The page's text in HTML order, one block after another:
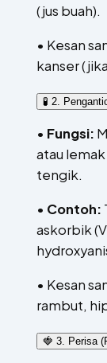
(jus buah).
• Kesan
kanser
🧪 2.
• Fungsi:
atau
tengik.
• Contoh:
askorbik
• Kesan
rambut,
🍓 3. Perisa